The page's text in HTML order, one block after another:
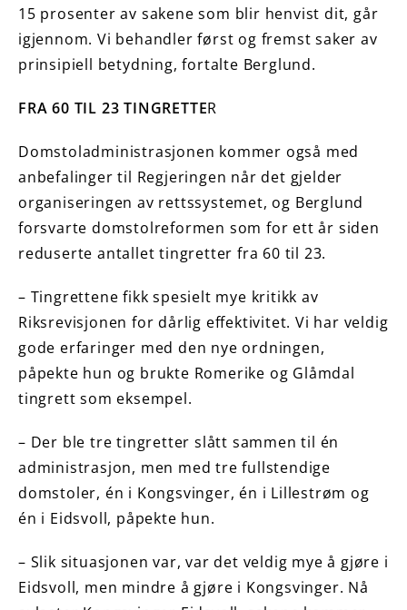
15 prosenter av sakene som blir henvist dit, går
igjennom. Vi behandler først og fremst saker av
prinsipiell betydning, fortalte Berglund.
FRA 60 TIL 23 TINGRETTER
Domstoladministrasjonen kommer også med
anbefalinger til Regjeringen når det gjelder
organiseringen av rettssystemet, og Berglund
forsvarte domstolreformen som for ett år siden
reduserte antallet tingretter fra 60 til 23.
– Tingrettene fikk spesielt mye kritikk av
Riksrevisjonen for dårlig effektivitet. Vi har veldig
gode erfaringer med den nye ordningen,
påpekte hun og brukte Romerike og Glåmdal
tingrett som eksempel.
– Der ble tre tingretter slått sammen til én
administrasjon, men med tre fullstendige
domstoler, én i Kongsvinger, én i Lillestrøm og
én i Eidsvoll, påpekte hun.
– Slik situasjonen var, var det veldig mye å gjøre i
Eidsvoll, men mindre å gjøre i Kongsvinger. Nå